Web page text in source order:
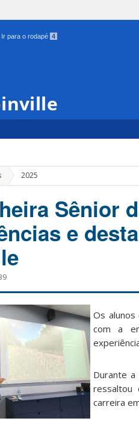
Ir para o rodapé 4
2025
Sênior
e
Os alunos
com a
Durante
ressaltou
carreira